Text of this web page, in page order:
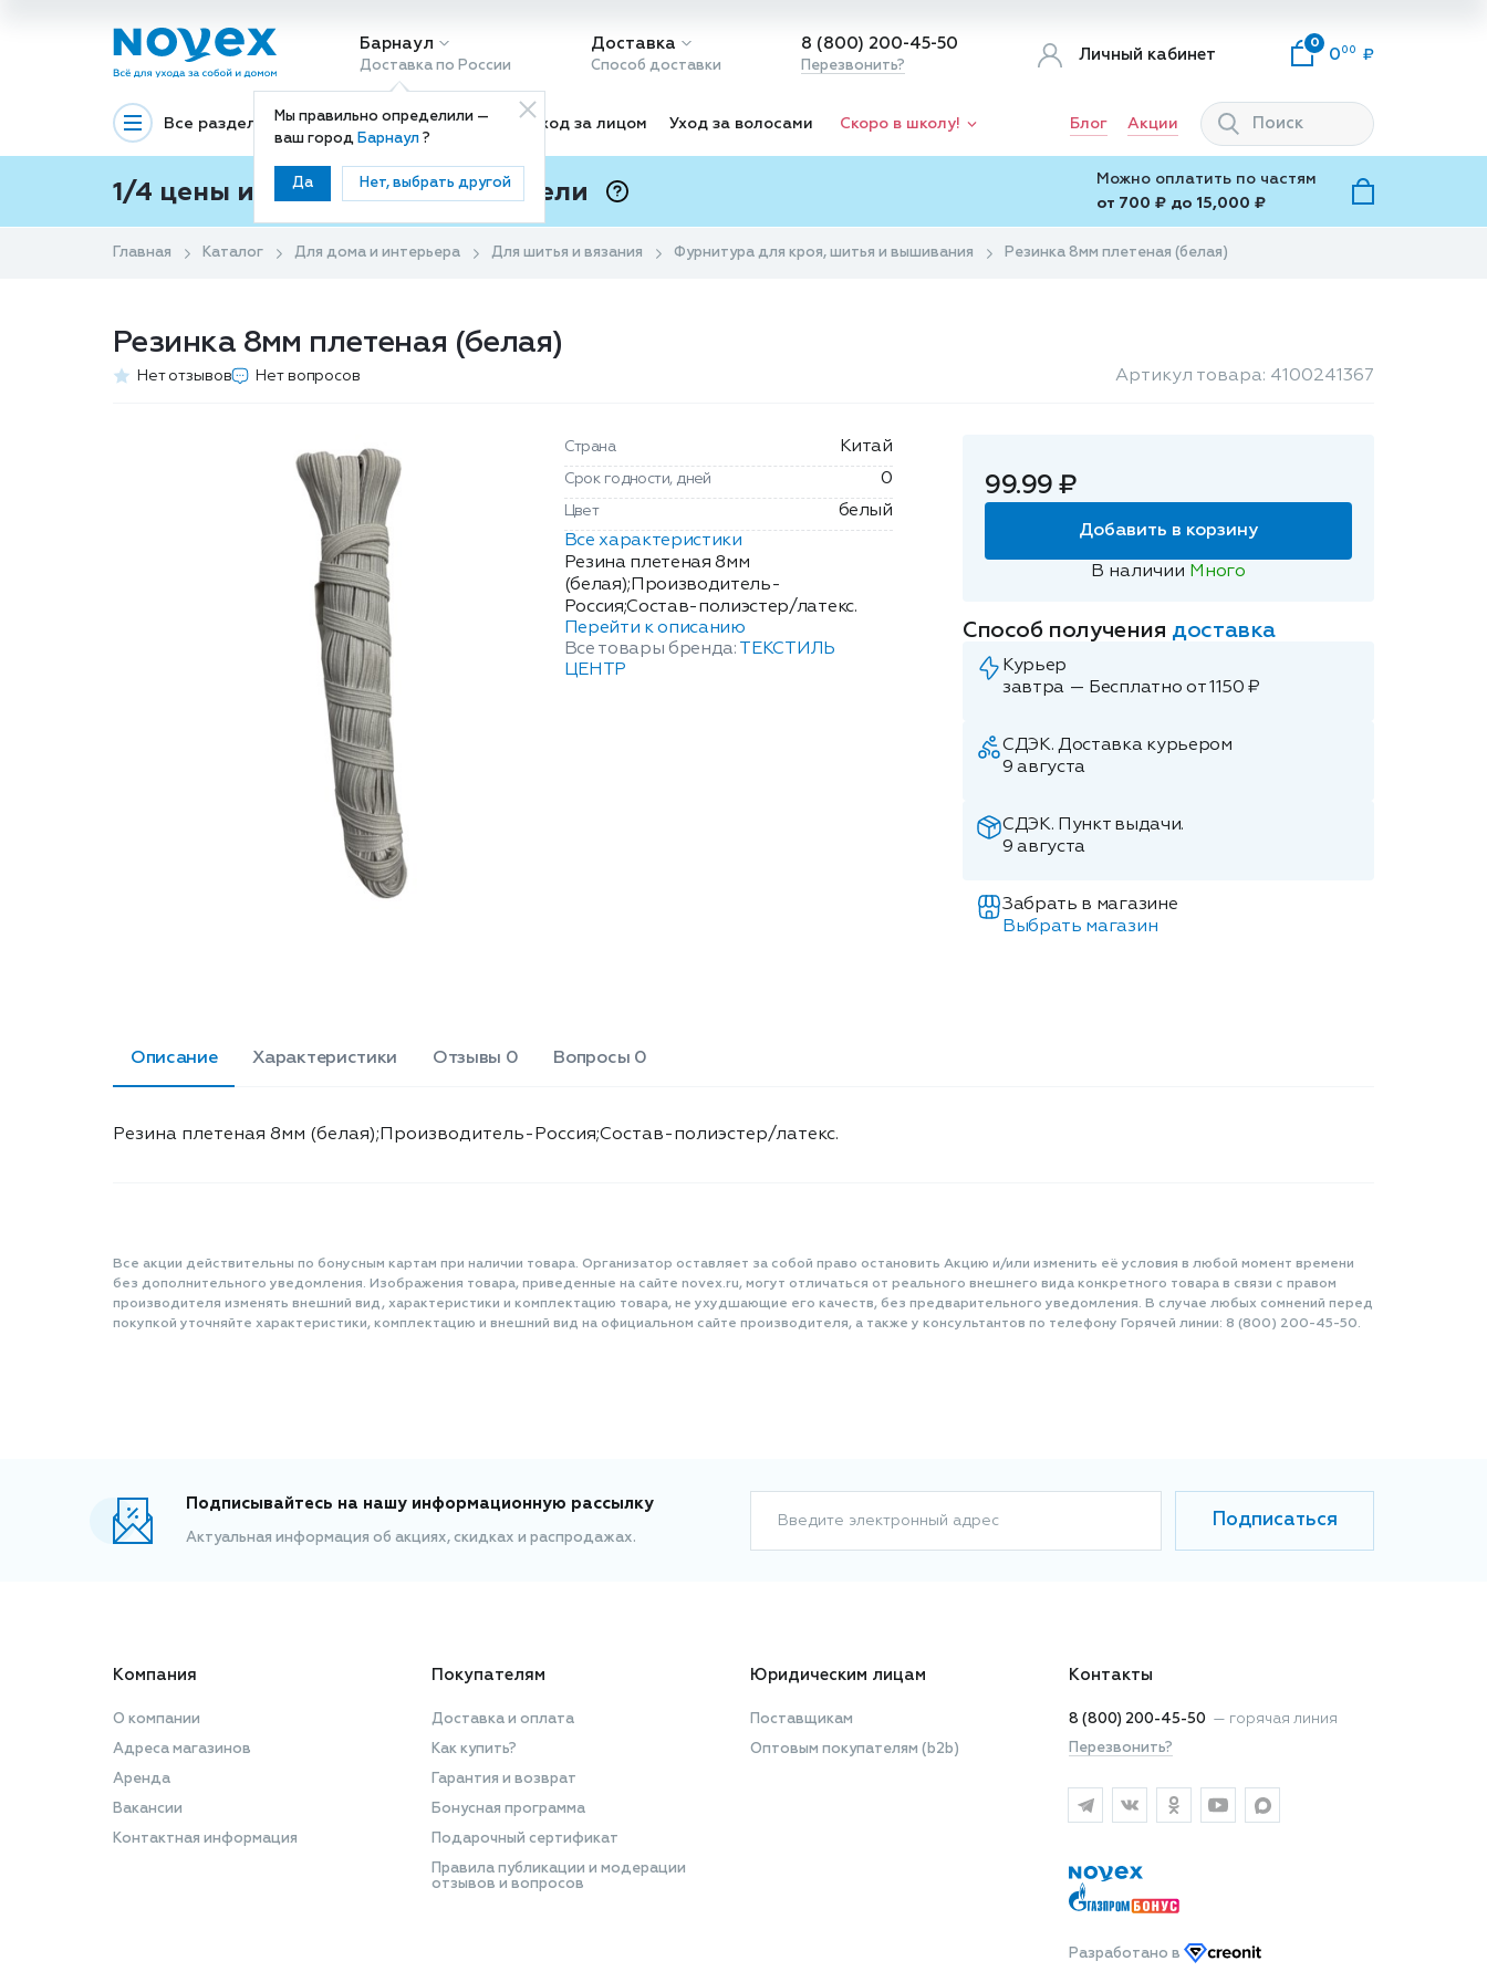
Барнаул
Доставка по России
Мы правильно определили —
ваш город Барнаул?
Да Нет, выбрать другой
Доставка
Способ доставки
8 (800) 200-45-50
Перезвонить?
Личный кабинет
0
0 00
Все разделы Декоративная косметика Уход за лицом Уход за волосами Скоро в школу! Блог Акции
1/4 цены и покупки ваши с Подели
Можно оплатить по частям
от 700 ₽ до 15,000 ₽
Главная Каталог Для дома и интерьера Для шитья и вязания Фурнитура для кроя, шитья и вышивания Резинка 8мм плетеная (белая)
Резинка 8мм плетеная (белая)
Нет отзывов Нет вопросов Артикул товара: 4100241367
Страна Китай
Срок годности, дней 0
Цвет
белый
Все характеристики
Резина плетеная 8мм
(белая);Производитель-
Россия;Состав-полиэстер/латекс.
Перейти к описанию
Все товары бренда:
ТЕКСТИЛЬ
ЦЕНТР
99.99 ₽
Добавить в корзину
В наличии Много
Способ получения доставка
Курьер
завтра — Бесплатно от 1150 ₽
СДЭК. Доставка курьером
9 августа
СДЭК. Пункт выдачи.
9 августа
Забрать в магазине
Выбрать магазин
Описание Характеристики Отзывы 0 Вопросы 0
Резина плетеная 8мм (белая);Производитель-Россия;Состав-полиэстер/латекс.
Все акции действительны по бонусным картам при наличии товара. Организатор оставляет за собой право остановить Акцию и/или изменить её условия в любой момент времени
без дополнительного уведомления. Изображения товара, приведенные на сайте novex.ru, могут отличаться от реального внешнего вида конкретного товара в связи с правом
производителя изменять внешний вид, характеристики и комплектацию товара, не ухудшающие его качеств, без предварительного уведомления. В случае любых сомнений перед
покупкой уточняйте характеристики, комплектацию и внешний вид на официальном сайте производителя, а также у консультантов по телефону Горячей линии: 8 (800) 200-45-50.
Подписывайтесь на нашу информационную рассылку
Актуальная информация об акциях, скидках и распродажах.
Введите электронный адрес Подписаться
Компания
О компании
Адреса магазинов
Аренда
Вакансии
Контактная информация
Покупателям
Доставка и оплата
Как купить?
Гарантия и возврат
Бонусная программа
Подарочный сертификат
Правила публикации и модерации
отзывов и вопросов
Юридическим лицам
Поставщикам
Оптовым покупателям (b2b)
Контакты
8 (800) 200-45-50 — горячая линия
Перезвонить?
Разработано в